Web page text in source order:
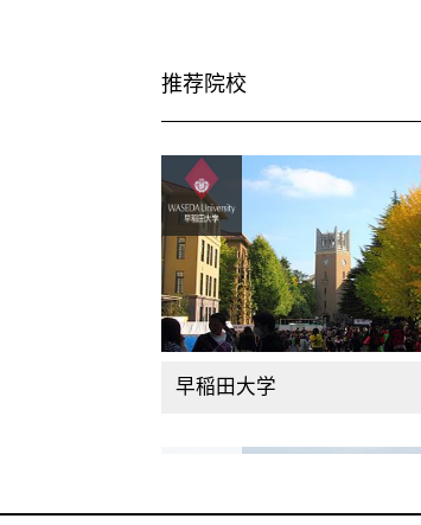
推荐院校
早稲田大学